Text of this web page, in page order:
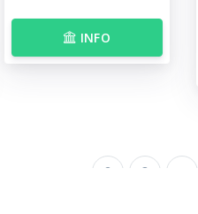
INFO
2 3